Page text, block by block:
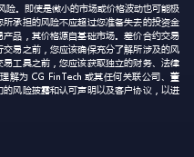
。即使是微小的市场或价格波动也可能极
承担的风险不应超过您准备失去的投资金
品，其价格源自基础市场。差价合约交易
易之前，您应该确保充分了解所涉及的风
工具之前，您应该获取独立的财务、法律
解为 CG FinTech 或其任何关联公司、董
风险披露和认可声明以及客户协议，以进